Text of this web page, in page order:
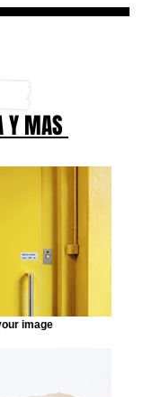
Y MAS
image